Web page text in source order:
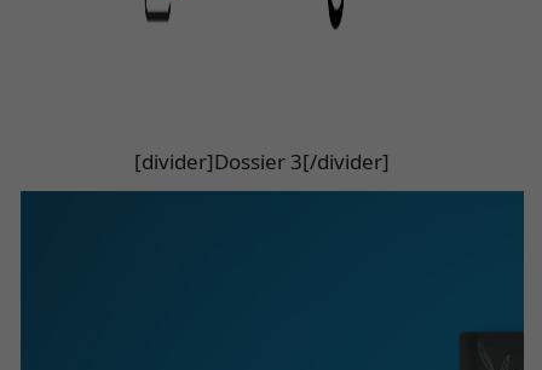
[divider]Dossier 3[/divider]